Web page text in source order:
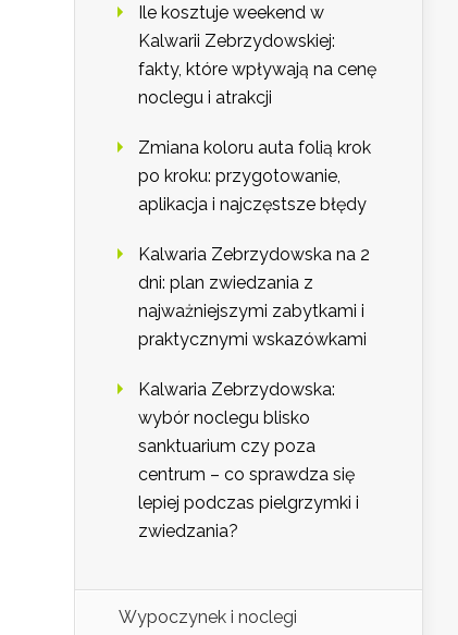
Ile kosztuje weekend w
Kalwarii Zebrzydowskiej:
fakty, które wpływają na cenę
noclegu i atrakcji
Zmiana koloru auta folią krok
po kroku: przygotowanie,
aplikacja i najczęstsze błędy
Kalwaria Zebrzydowska na 2
dni: plan zwiedzania z
najważniejszymi zabytkami i
praktycznymi wskazówkami
Kalwaria Zebrzydowska:
wybór noclegu blisko
sanktuarium czy poza
centrum – co sprawdza się
lepiej podczas pielgrzymki i
zwiedzania?
Wypoczynek i noclegi